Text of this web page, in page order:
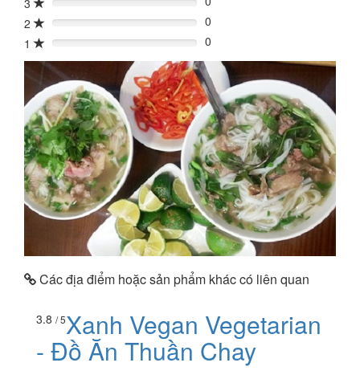
3
0%
2
0%
0
1
0% 0
Các địa điểm hoặc sản phẩm khác có liên quan
3.8 / 5Xanh Vegan Vegetarian
- Đồ Ăn Thuần Chay